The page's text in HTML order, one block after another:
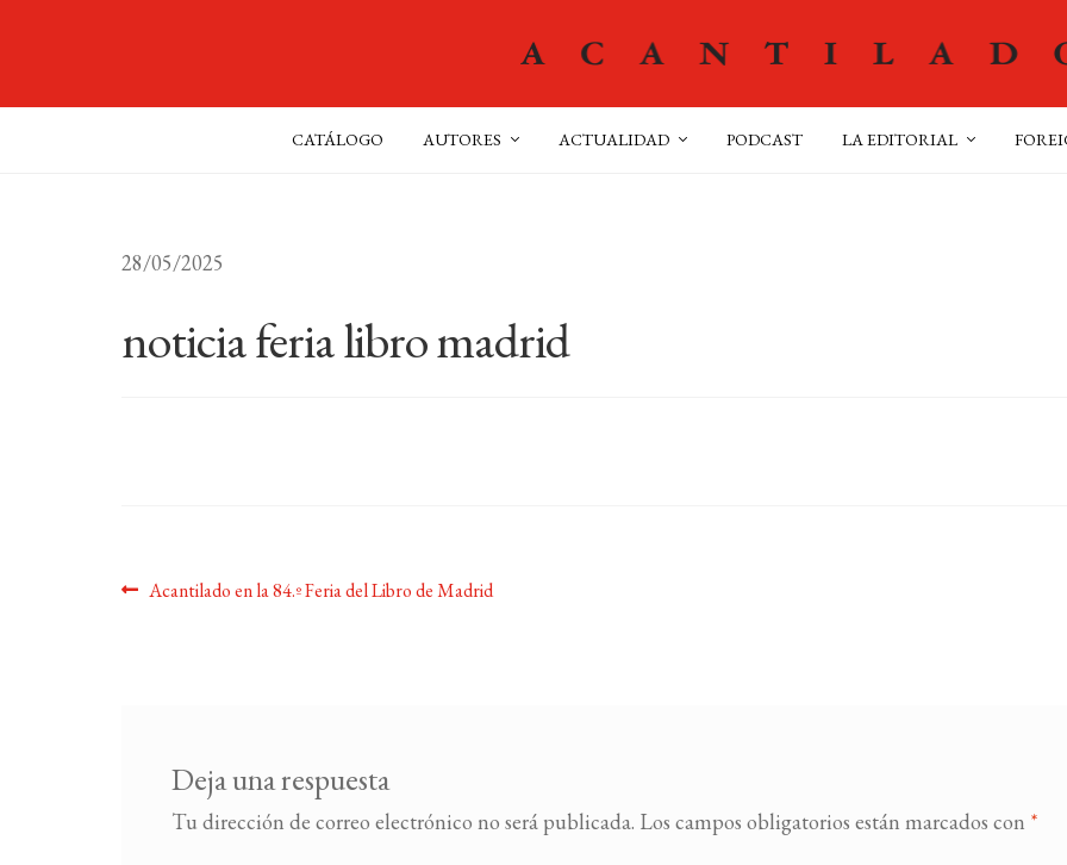
CATÁLOGO AUTORES ACTUALIDAD PODCAST LA EDITORIAL
28/05/2025
noticia feria libro madrid
Navegación
Anterior:
Acantilado en la 84.º Feria del Libro de Madrid
Deja una respuesta
Tu dirección de correo electrónico no será publicada. Los campos obligatorios están marcados con *